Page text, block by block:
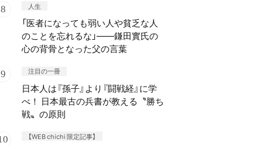
人生
「医者になっても弱い人や貧乏な人
のことを忘れるな」——鎌田實氏の
心の背骨となった父の言葉
注目の一冊
日本人は『孫子』より『闘戦経』に学
べ！ 日本最古の兵書が教える〝勝ち
戦〟の原則
【WEB chichi 限定記事】